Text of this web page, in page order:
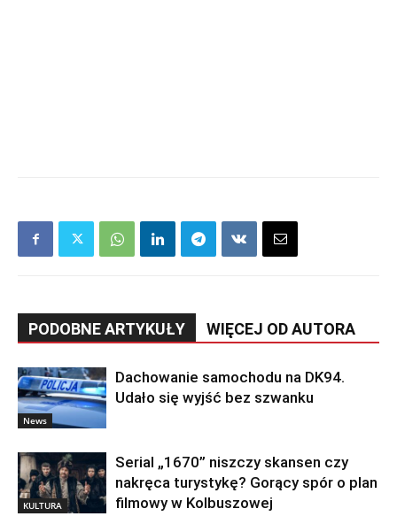
PODOBNE ARTYKUŁY WIĘCEJ OD AUTORA
News
Dachowanie samochodu na DK94.
Udało się wyjść bez szwanku
KULTURA
Serial „1670” niszczy skansen czy
nakręca turystykę? Gorący spór o plan
filmowy w Kolbuszowej